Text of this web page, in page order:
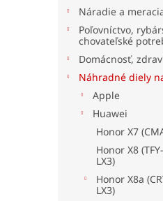
Náradie a
Poľovníctvo,
chovateľské
Domácnosť,
Náhradné diely
Apple
Huawei
Honor X7
Honor X8
LX3)
Honor X8a
LX3)